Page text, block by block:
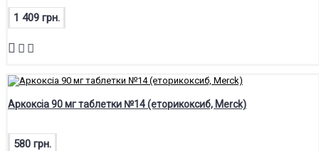
1 409 грн.
Аркоксіа 90 мг таблетки №14 (еторикоксиб, Merck)
580 грн.